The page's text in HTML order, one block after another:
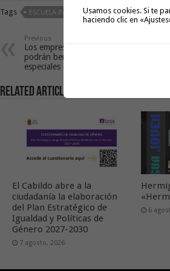
Tags ESCUELA INFANTIL DE VALLEHERMOSO
Previous
Los empresarios de La Gomera
podrán beneficiarse de precios
especiales en combustibles
Related Articles
El Cabildo abre a la
ciudadanía la elaboración
del Plan Estratégico de
Igualdad y Políticas de
Género 2027-2030
7 agosto, 2026
6
Usamos cookies. Si te
haciendo clic en